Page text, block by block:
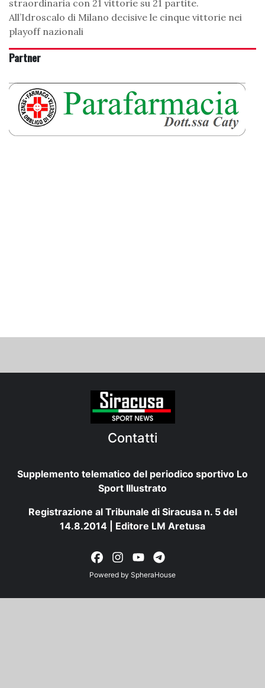
straordinaria con 21 vittorie su 21 partite.
All’Idroscalo di Milano decisive le cinque vittorie nei
playoff nazionali
Partner
Contatti
Supplemento telematico del periodico sportivo Lo
Sport Illustrato
Registrazione al Tribunale di Siracusa n. 5 del
14.8.2014 | Editore LM Aretusa
Powered by SpheraHouse